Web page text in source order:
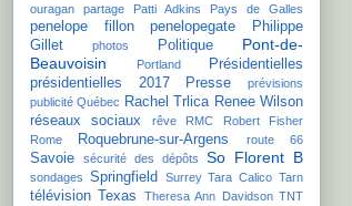
ouragan partage Patti Adkins Pays de Galles
penelope fillon penelopegate
Philippe
Gillet
photos Politique
Pont-de-
Beauvoisin
Portland
Présidentielles
présidentielles 2017
Presse
prévisions
publicité Québec Rachel Trlica Renee Wilson
réseaux sociaux
rêve RMC
Robert Fisher
Rome
Roquebrune-sur-Argens route 66
Savoie sécurité des dépôts So Florent B
sondages Springfield Surrey Tara Calico Tarn
télévision Texas Theresa Ann Davidson TNT